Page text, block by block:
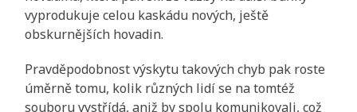
vyprodukuje celou kaskádu nových, ještě
obskurnějších hovadin.
Pravděpodobnost výskytu takových chyb pak roste
úměrně tomu, kolik různých lidí se na tomtéž
souboru vystřídá, aniž by spolu komunikovali, což